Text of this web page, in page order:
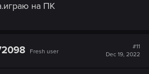
на ПК
Fresh user
#11
Dec 19, 2022